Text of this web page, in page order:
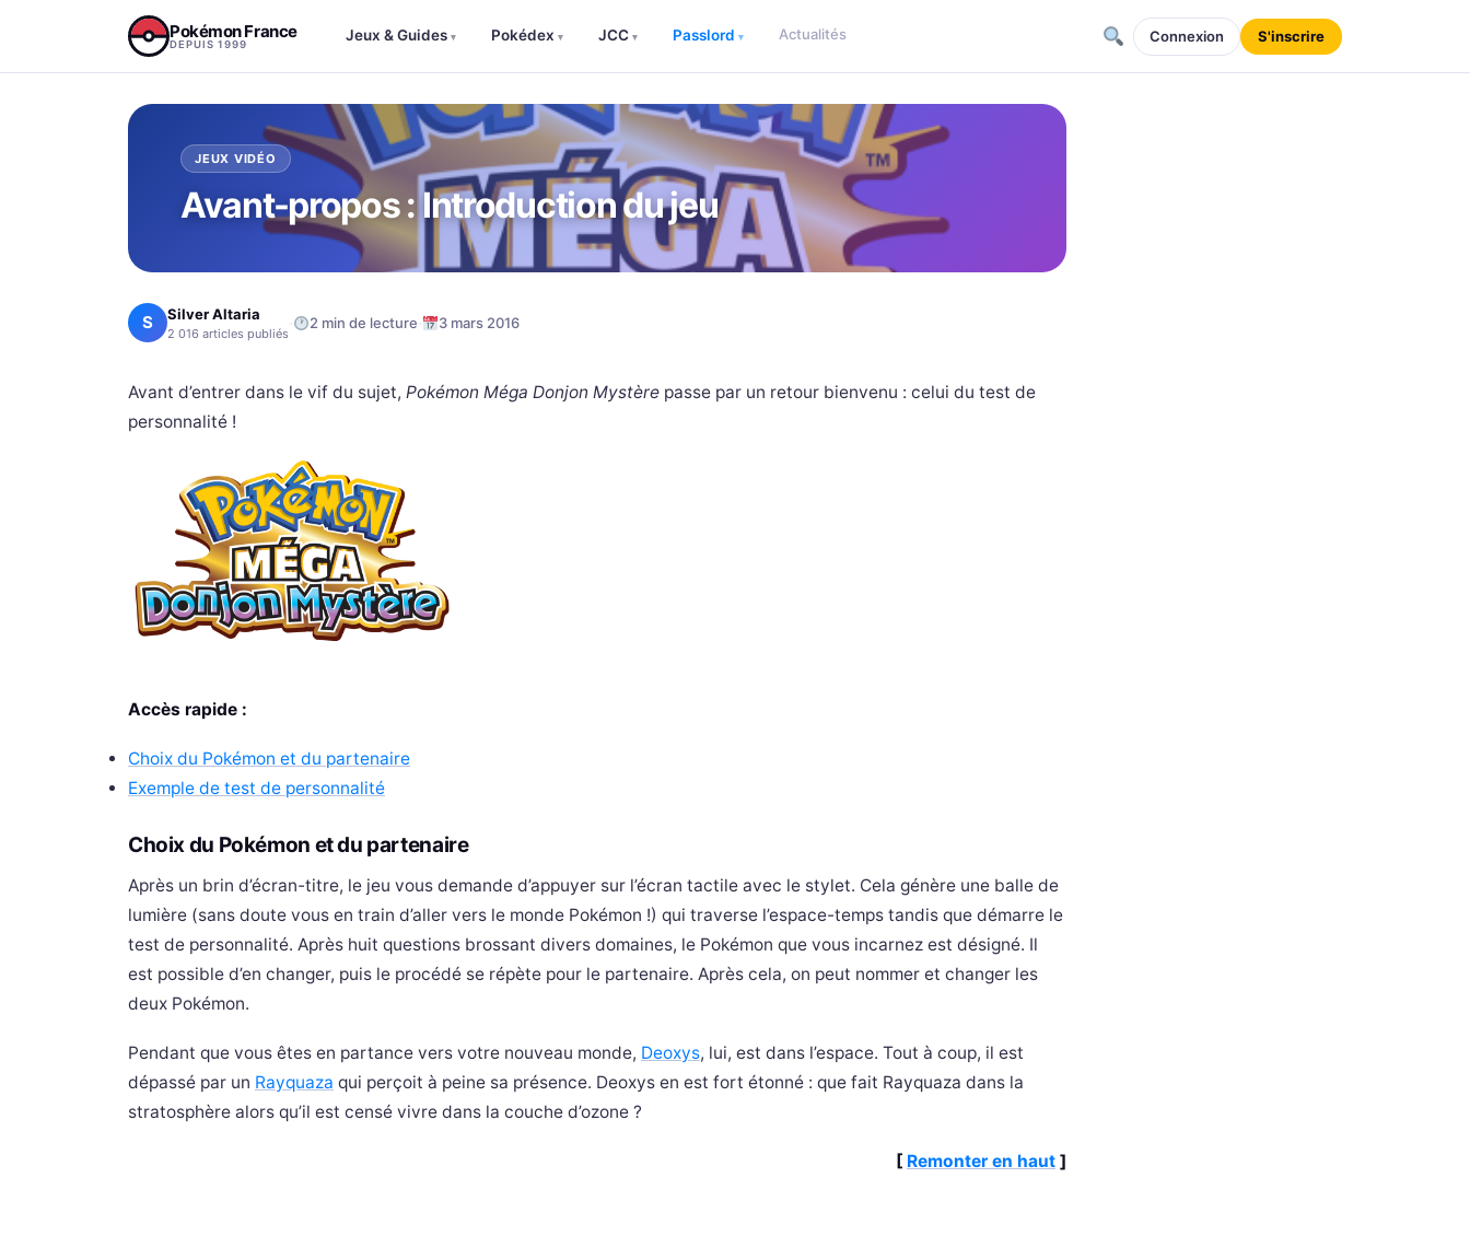
Pokémon France
DEPUIS 1999
Jeux & Guides ▾ Pokédex ▾ JCC ▾ Passlord ▾ Actualités Connexion S'inscrire
JEUX VIDÉO
Avant-propos : Introduction du jeu
S Silver Altaria
2 016 articles publiés · 2 min de lecture· 3 mars 2016
Avant d’entrer dans le vif du sujet, Pokémon Méga Donjon Mystère passe par un retour bienvenu : celui du test de
personnalité !
Accès rapide :
Choix du Pokémon et du partenaire
Exemple de test de personnalité
Choix du Pokémon et du partenaire
Après un brin d’écran-titre, le jeu vous demande d’appuyer sur l’écran tactile avec le stylet. Cela génère une balle de
lumière (sans doute vous en train d’aller vers le monde Pokémon !) qui traverse l’espace-temps tandis que démarre le
test de personnalité. Après huit questions brossant divers domaines, le Pokémon que vous incarnez est désigné. Il
est possible d’en changer, puis le procédé se répète pour le partenaire. Après cela, on peut nommer et changer les
deux Pokémon.
Pendant que vous êtes en partance vers votre nouveau monde, Deoxys, lui, est dans l’espace. Tout à coup, il est
dépassé par un Rayquaza qui perçoit à peine sa présence. Deoxys en est fort étonné : que fait Rayquaza dans la
stratosphère alors qu’il est censé vivre dans la couche d’ozone ?
[ Remonter en haut ]